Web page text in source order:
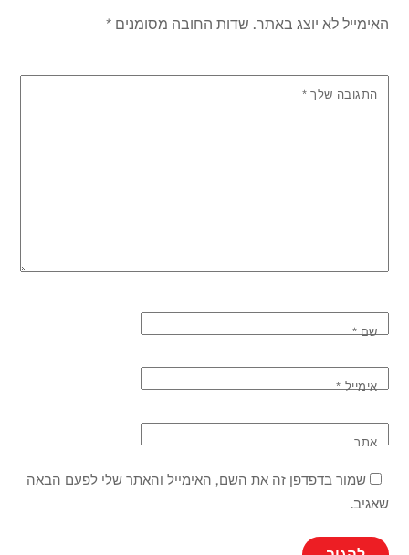
האימייל לא יוצג באתר. שדות החובה מסומנים*
התגובה שלך *
שם*
אימייל*
אתר
שמור בדפדפן זה את השם, האימייל והאתר שלי לפעם הבאה
שאגיב.